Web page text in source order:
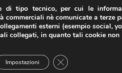
di tipo tecnico, per cui le
commerciali nè comunicate a terze
esterni (esempio social,
collegati, in quanto tali cookie
Impostazioni Close GDPR